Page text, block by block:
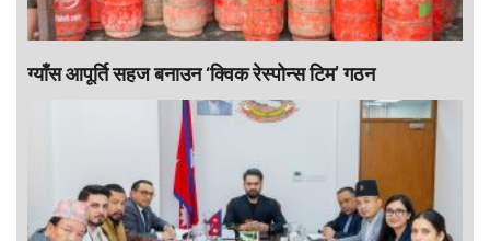
ग्याँस आपूर्ति सहज बनाउन ‘क्विक रेस्पोन्स टिम’ गठन